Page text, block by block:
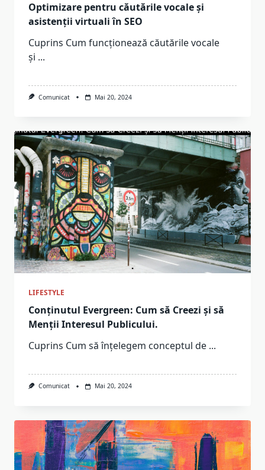
Optimizare pentru căutările vocale și
asistenții virtuali în SEO
Cuprins Cum funcționează căutările vocale
și ...
Comunicat Mai 20, 2024
LIFESTYLE
Conținutul Evergreen: Cum să Creezi și să
Menții Interesul Publicului.
Cuprins Cum să înțelegem conceptul de ...
Comunicat Mai 20, 2024